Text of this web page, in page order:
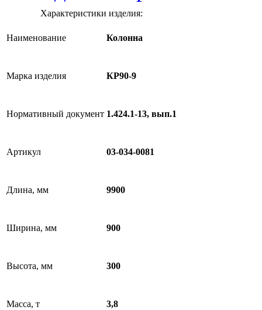
Характеристики изделия:
Наименование Колонна
Марка изделия КР90-9
Нормативный документ 1.424.1-13, вып.1
Артикул 03-034-0081
Длина, мм 9900
Ширина, мм 900
Высота, мм 300
Масса, т 3,8